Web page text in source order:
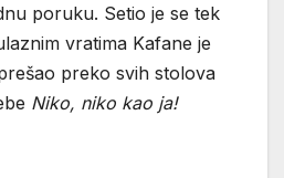
poruku. Setio je se tek
vratima Kafane je
preko svih stolova
Niko, niko kao ja!